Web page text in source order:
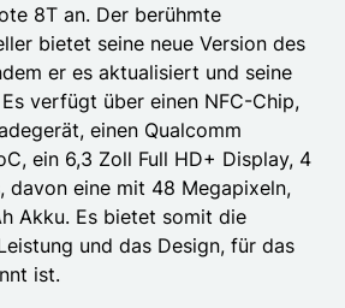
8T an. Der berühmte
bietet seine neue Version des
er es aktualisiert und seine
verfügt über einen NFC-Chip,
einen Qualcomm
ein 6,3 Zoll Full HD+ Display, 4
davon eine mit 48 Megapixeln,
Akku. Es bietet somit die
und das Design, für das
ist.